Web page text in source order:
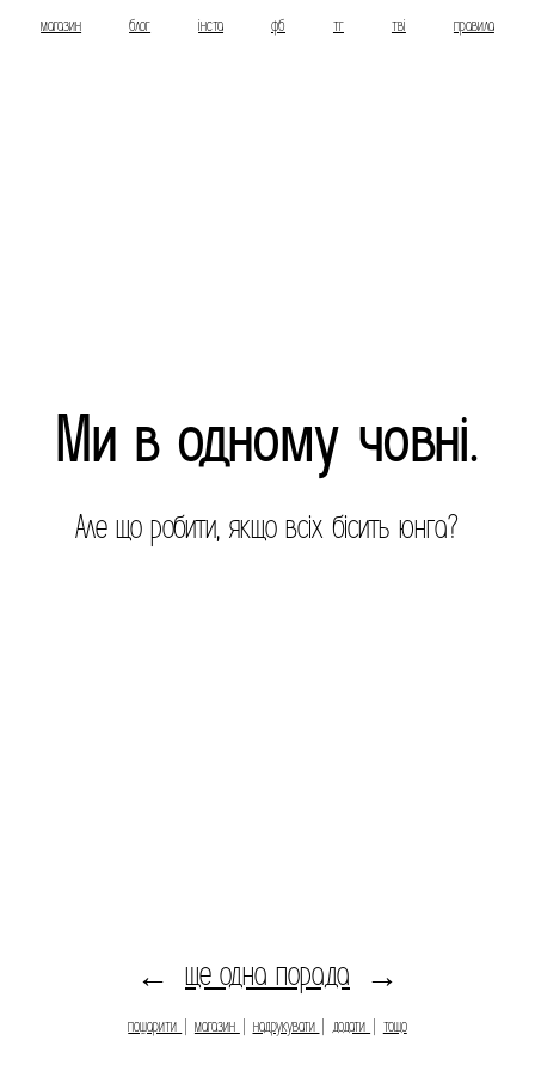
магазин блог інста фб тг тві правила
Ми в одному човні.
Але що робити, якщо всіх бісить юнга?
← ще одна порада →
пошарити магазин надрукувати додати тощо